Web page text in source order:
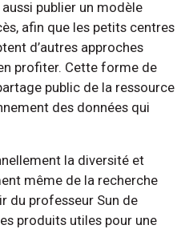
publier un modèle
afin que les petits centres
d’autres approches
profiter. Cette forme de
public de la ressource
des données qui
la diversité et
même de la recherche
du professeur Sun de
produits utiles pour une